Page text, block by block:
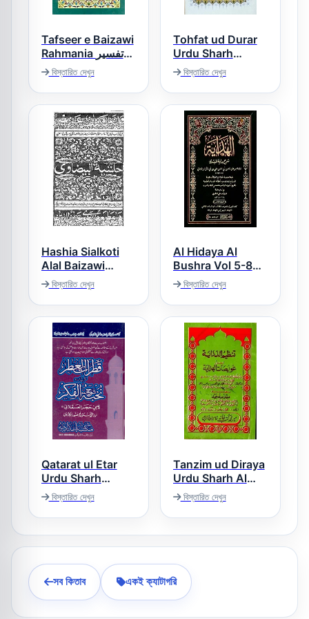
Tafseer e Baizawi
Rahmania تفسیر
بیضاوی
বিস্তারিত দেখুন
Tohfat ud Durar
Urdu Sharh
Nukhbat ul Fikar
تحفۃ الدرر اردو شرح
شرح نخبۃ الفکر
বিস্তারিত দেখুন
Hashia Sialkoti
Alal Baizawi
حاشیہ سیالکوٹی
عربی
বিস্তারিত দেখুন
Al Hidaya Al
Bushra Vol 5-8
الھدایۃ البشری
বিস্তারিত দেখুন
Qatarat ul Etar
Urdu Sharh
Nukhbat ul Fikar
قطرات العطر اردو
شرح شرح نخبۃ
الفکر
বিস্তারিত দেখুন
Tanzim ud Diraya
Urdu Sharh Al
Hidaya Vol 3,4
تنظیم الدرایہ لحل
عویضات الھدایہ
বিস্তারিত দেখুন
সব কিতাব একই ক্যাটাগরি